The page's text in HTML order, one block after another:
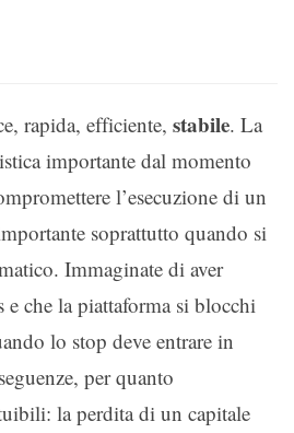
rapida, efficiente, stabile. La
importante dal momento
l’esecuzione di un
soprattutto quando si
Immaginate di aver
che la piattaforma si blocchi
lo stop deve entrare in
per quanto
la perdita di un capitale